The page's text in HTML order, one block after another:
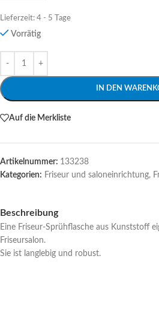
Lieferzeit: 4 - 5 Tage
Vorrätig
IN DEN
Alternative:
Auf die Merkliste
Artikelnummer: 133238
Kategorien: Friseur und saloneinrichtung,
Beschreibung
Eine Friseur-Sprühflasche aus Kunststoff
Friseursalon.
Sie ist langlebig und robust.